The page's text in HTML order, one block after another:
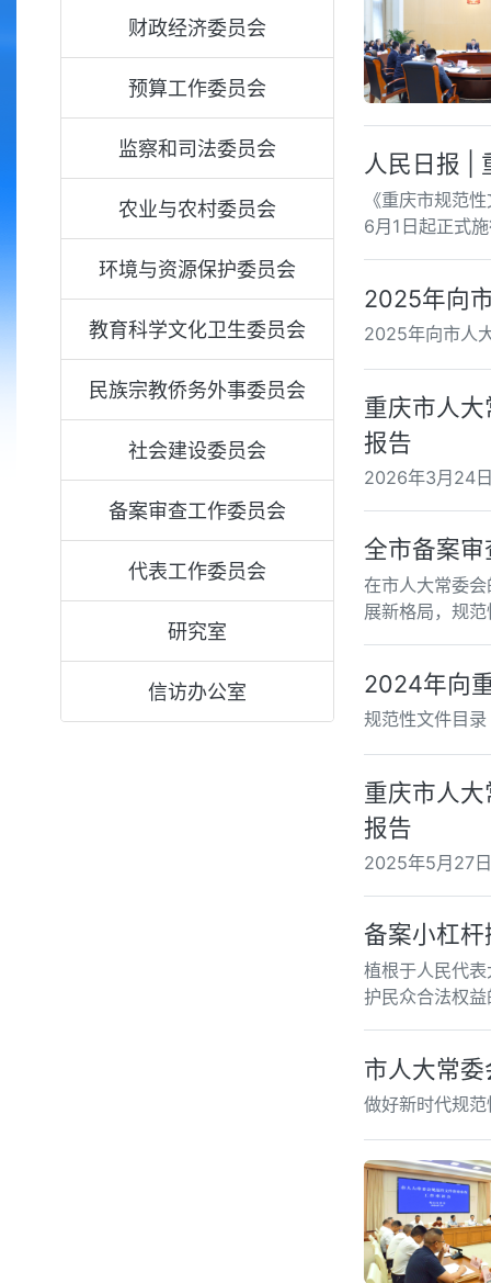
财政经济委员会
预算工作委员会
监察和司法委员会
农业与农村委员会
环境与资源保护委员会
教育科学文化卫生委员会
民族宗教侨务外事委员会
社会建设委员会
备案审查工作委员会
代表工作委员会
研究室
信访办公室
人民日报 |
《重庆市规范
6月1日起正式
2025年向
2025年向市人
重庆市人
报告
2026年3月24
全市备案
在市人大常委
展新格局，规
2024年向
规范性文件目录
重庆市人
报告
2025年5月27
备案小杠
植根于人民代
护民众合法权
市人大常
做好新时代规